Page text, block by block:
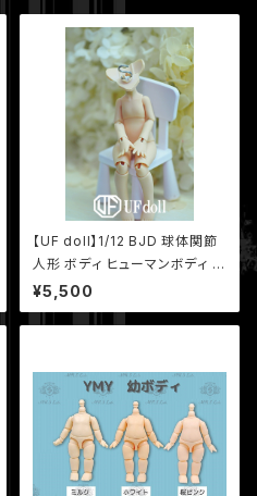
【UF doll】1/12 BJD 球体関節
人形 ボディ ヒューマンボディ U
Fドール UFボディ
¥5,500